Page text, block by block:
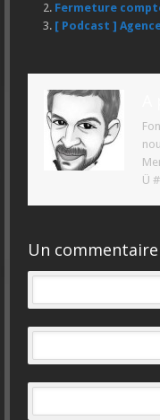
Fermeture
[ Podcast ]
Ü
Un commentaire